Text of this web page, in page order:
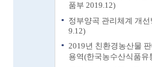
품부 2019.12)
정부양곡 관리체계 개
9.12)
2019년 친환경농산물
용역(한국농수산식품유